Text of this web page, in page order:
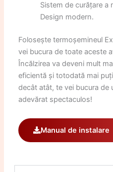
Sistem de curățare a
Design modern.
Folosește termoșemineul
vei bucura de toate aceste
Încălzirea va deveni mult
eficientă și totodată mai
decât atât, te vei bucura de
adevărat spectaculos!
Manual de instalare